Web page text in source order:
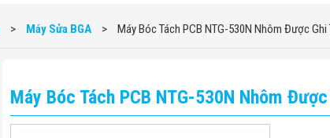
> Máy Sửa BGA > Máy Bóc Tách PCB NTG-530N Nhôm Được Ghi
Máy Bóc Tách PCB NTG-530N Nhôm